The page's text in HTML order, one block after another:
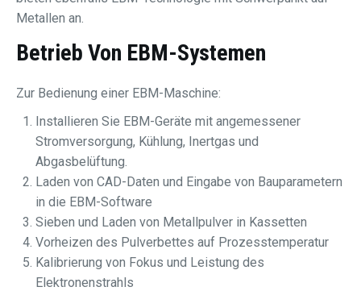
Metallen an.
Betrieb Von EBM-Systemen
Zur Bedienung einer EBM-Maschine:
Installieren Sie EBM-Geräte mit angemessener
Stromversorgung, Kühlung, Inertgas und
Abgasbelüftung.
Laden von CAD-Daten und Eingabe von Bauparametern
in die EBM-Software
Sieben und Laden von Metallpulver in Kassetten
Vorheizen des Pulverbettes auf Prozesstemperatur
Kalibrierung von Fokus und Leistung des
Elektronenstrahls